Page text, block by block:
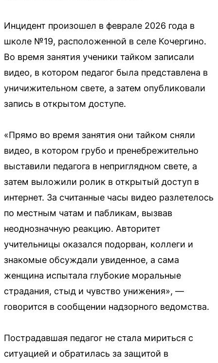
Инцидент произошел в феврале 2026 года в
школе №19, расположенной в селе Кочергино.
Во время занятия ученики тайком записали
видео, в котором педагог была представлена в
уничижительном свете, а затем опубликовали
запись в открытом доступе.
«Прямо во время занятия они тайком сняли
видео, в котором грубо и пренебрежительно
выставили педагога в неприглядном свете, а
затем выложили ролик в открытый доступ в
интернет. За считанные часы видео разлетелось
по местным чатам и пабликам, вызвав
неоднозначную реакцию. Авторитет
учительницы оказался подорван, коллеги и
знакомые обсуждали увиденное, а сама
женщина испытала глубокие моральные
страдания, стыд и чувство унижения», —
говорится в сообщении надзорного ведомства.
Пострадавшая педагог не стала мириться с
ситуацией и обратилась за защитой в